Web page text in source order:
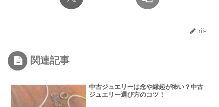
rii-
関連記事
中古ジュエリーは念や縁起が怖い？中古
ジュエリー選び方のコツ！